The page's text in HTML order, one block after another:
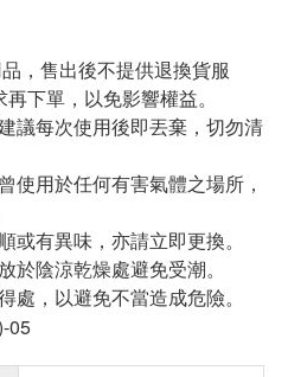
，售出後不提供退換貨服
下單，以免影響權益。
議每次使用後即丟棄，切勿清
使用於任何有害氣體之場所，
或有異味，亦請立即更換。
於陰涼乾燥處避免受潮。
處，以避免不當造成危險。